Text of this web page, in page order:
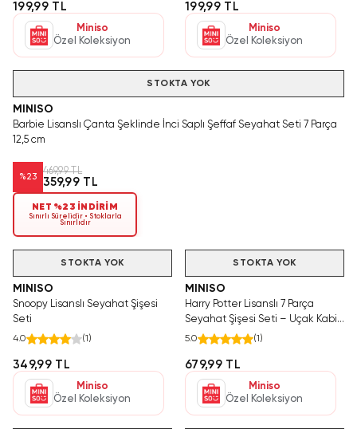
199,99 TL
Miniso
Özel Koleksiyon
199,99 TL
Miniso
Özel Koleksiyon
STOKTA YOK
MINISO
Barbie Lisanslı Çanta Şeklinde İnci Saplı Şeffaf Seyahat Seti 7 Parça
12,5 cm
%23
469,99 TL
359,99 TL
NET %23 İNDİRİM
Sınırlı Sürelidir • Stoklarla
Sınırlıdır
STOKTA YOK
MINISO
Snoopy Lisanslı Seyahat Şişesi
Seti
4.0 (1 )
349,99 TL
Miniso
Özel Koleksiyon
STOKTA YOK
MINISO
Harry Potter Lisanslı 7 Parça
Seyahat Şişesi Seti – Uçak Kabin
Boy Uyumlu Pratik Kozmetik
5.0 (1 )
679,99 TL
Miniso
Özel Koleksiyon